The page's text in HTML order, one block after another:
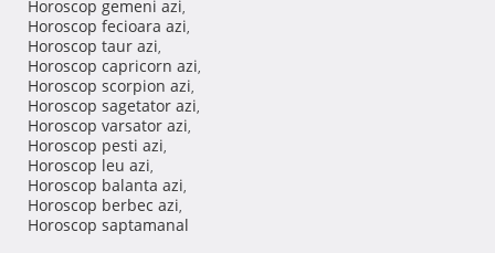
Horoscop gemeni azi,
Horoscop fecioara azi,
Horoscop taur azi,
Horoscop capricorn azi,
Horoscop scorpion azi,
Horoscop sagetator azi,
Horoscop varsator azi,
Horoscop pesti azi,
Horoscop leu azi,
Horoscop balanta azi,
Horoscop berbec azi,
Horoscop saptamanal